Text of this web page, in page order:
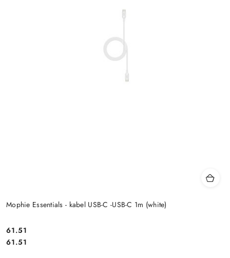
Mophie Essentials - kabel USB-C -USB-C 1m (white)
Cena:
61.51
Cena:
61.51